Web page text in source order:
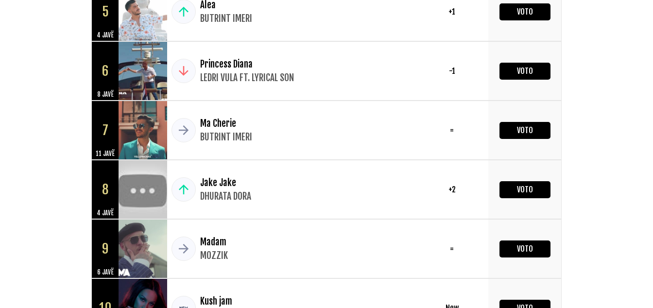
5
4 JAVË
Alea
BUTRINT IMERI
+1 VOTO
6
8 JAVË
Princess Diana
LEDRI VULA FT. LYRICAL SON
-1 VOTO
7
11 JAVË
Ma Cherie
BUTRINT IMERI
= VOTO
8
4 JAVË
Jake Jake
DHURATA DORA
+2 VOTO
9
6 JAVË
Madam
MOZZIK
= VOTO
Kush jam